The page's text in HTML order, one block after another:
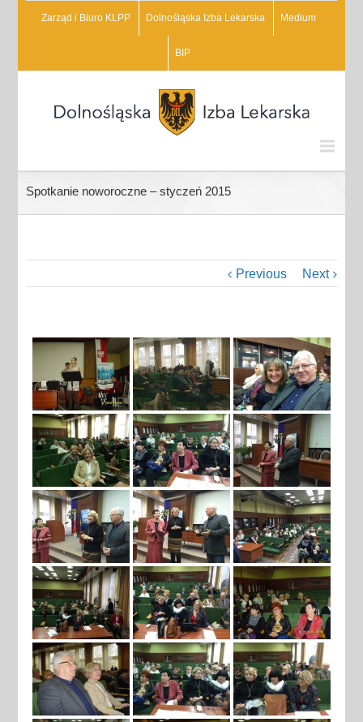
Zarząd i Biuro KLPP Dolnośląska Izba Lekarska Medium
BIP
Spotkanie noworoczne – styczeń 2015
Previous Next